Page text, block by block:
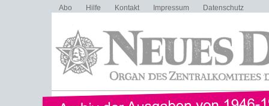
Abo Hilfe Kontakt Impressum Datenschutz